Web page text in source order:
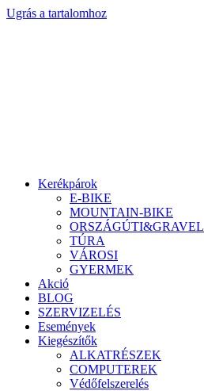
Ugrás a tartalomhoz
Kerékpárok
E-BIKE
MOUNTAIN-BIKE
ORSZÁGÚTI&GRAVEL
TÚRA
VÁROSI
GYERMEK
Akció
BLOG
SZERVIZELÉS
Események
Kiegészítők
ALKATRÉSZEK
COMPUTEREK
Védőfelszerelés